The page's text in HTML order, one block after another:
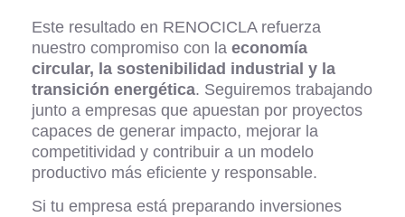
Este resultado en RENOCICLA refuerza
nuestro compromiso con la economía
circular, la sostenibilidad industrial y la
transición energética. Seguiremos trabajando
junto a empresas que apuestan por proyectos
capaces de generar impacto, mejorar la
competitividad y contribuir a un modelo
productivo más eficiente y responsable.
Si tu empresa está preparando inversiones